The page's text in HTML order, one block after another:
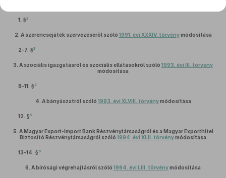
1. §2
2. A szerencsejáték szervezéséről szóló 1991. évi XXXIV. törvénymódosítása
2–7. §3
3. A szociális igazgatásról és szociális ellátásokról szóló 1993. évi III. törvény
módosítása
8–11. §4
4. A bányászatról szóló 1993. évi XLVIII. törvénymódosítása
12. §5
5. A Magyar Export-Import Bank Részvénytársaságról és a Magyar Exporthitel
Biztosító Részvénytársaságról szóló 1994. évi XLII. törvénymódosítása
13–14. § 6
6. A bírósági végrehajtásról szóló 1994. évi LIII. törvénymódosítása